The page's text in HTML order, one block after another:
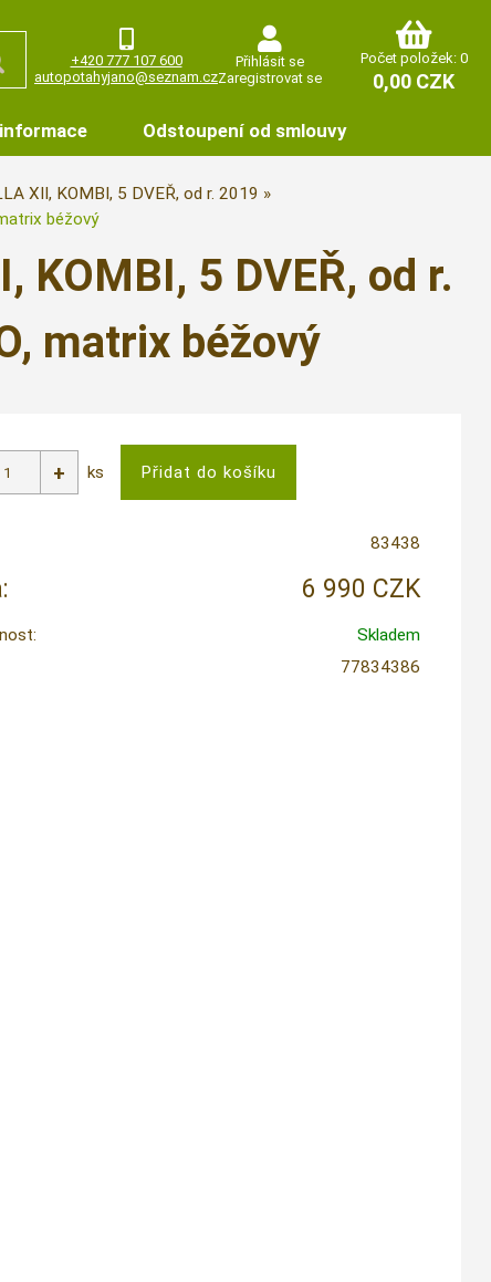
+420 777 107 600
autopotahyjano@seznam.cz
Přihlásit se
Zaregistrovat se
Počet položek: 0
0,00 CZK
Odstoupení od smlouvy
XII, KOMBI, 5 DVEŘ, od r. 2019
béžový
KOMBI, 5 DVEŘ, od r.
matrix béžový
ks
83438
6 990 CZK
Skladem
77834386